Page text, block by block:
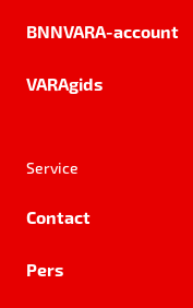
BNNVARA-account
VARAgids
Service
Contact
Pers